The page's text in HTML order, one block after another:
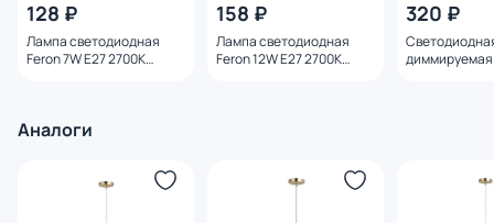
128 ₽
Лампа светодиодная
Feron 7W E27 2700K
158 ₽
Лампа светодиодная
Feron 12W E27 2700K
320 ₽
Аналоги